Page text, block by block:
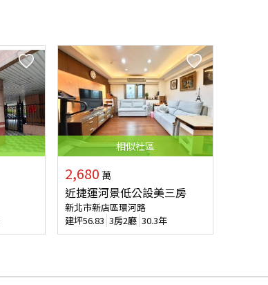
相似社區
2,680 萬
近捷運河景低公設美三房
新北市新店區環河路
建坪56.83 3房2廳 30.3年